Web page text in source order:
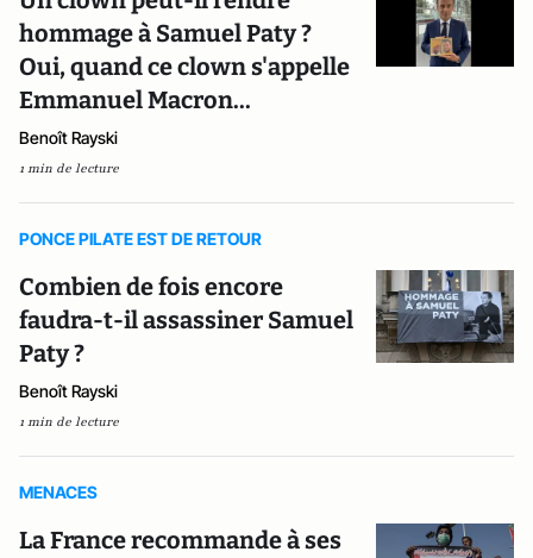
hommage à Samuel Paty ?
Oui, quand ce clown s'appelle
Emmanuel Macron...
Benoît Rayski
1 min de lecture
PONCE PILATE EST DE RETOUR
Combien de fois encore
faudra-t-il assassiner Samuel
Paty ?
Benoît Rayski
1 min de lecture
MENACES
La France recommande à ses